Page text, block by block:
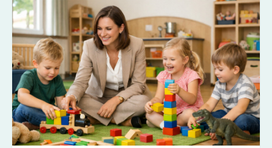
Landtags
zu
Besuch
im
Haus
Liddy